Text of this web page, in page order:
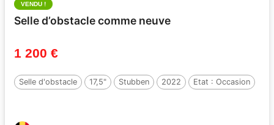
VENDU !
Selle d’obstacle comme neuve
1 200 €
Selle d'obstacle 17,5" Stubben 2022 Etat : Occasion